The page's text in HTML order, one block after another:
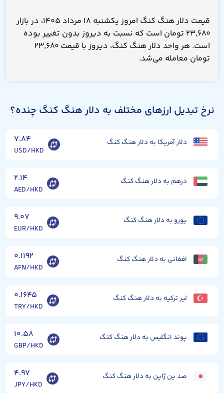
قیمت دلار هنگ کنگ امروز یکشنبه ۱۸ مرداد ۱۴۰۵، در بازار
۲۳,۶۸۰ تومان است که نسبت به دیروز بدون تغییر بوده
است. هر واحد دلار هنگ کنگ، دیروز با قیمت ۲۳,۶۸۰
تومان معامله می‌شد.
نرخ تبدیل ارزهای مختلف به دلار هنگ کنگ چنده؟
دلار آمریکا به دلار هنگ کنگ ۷.۸۴
USD/HKD
درهم به دلار هنگ کنگ ۲.۱۴
AED/HKD
یورو به دلار هنگ کنگ ۹.۰۷
EUR/HKD
افغانی به دلار هنگ کنگ ۰.۱۱۹۲
AFN/HKD
لیر ترکیه به دلار هنگ کنگ ۰.۱۶۴۵
TRY/HKD
پوند انگلیس به دلار هنگ کنگ ۱۰.۵۸
GBP/HKD
صد ین ژاپن به دلار هنگ کنگ ۴.۹۷
JPY/HKD